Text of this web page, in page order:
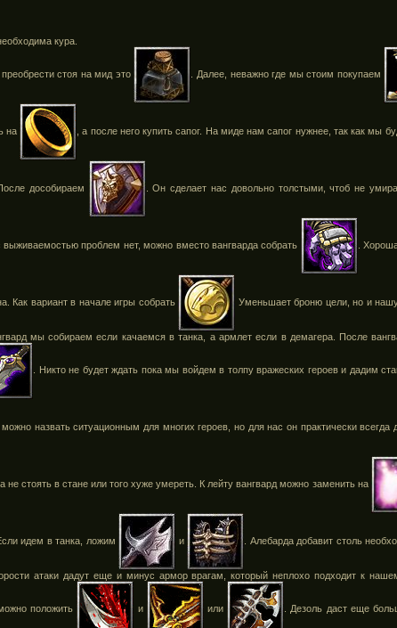
кура.
стоя на мид это . Далее, неважно где мы стоим покупаем
на , а после него купить сапог. На миде нам сапог нужнее, так как мы
дособираем . Он сделает нас довольно толстыми, чтоб не
выживаемостью проблем нет, можно вместо вангварда собрать .
Как вариант в начале игры собрать Уменьшает броню цели, но и
мы собираем если качаемся в танка, а армлет если в демагера. После
. Никто не будет ждать пока мы войдем в толпу вражеских героев и дадим
можно назвать ситуационным для многих героев, но для нас он практически
не стоять в стане или того хуже умереть. К лейту вангвард можно заменить на
идем в танка, ложим и . Алебарда добавит столь
атаки дадут еще и минус армор врагам, который неплохо подходит к
положить и или . Дезоль даст еще